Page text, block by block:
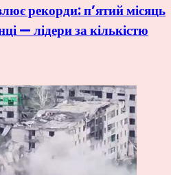
рекорди: п’ятий місяць
— лідери за кількістю